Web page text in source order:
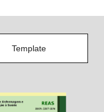
Template